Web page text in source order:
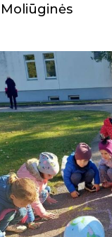
Moliūginės